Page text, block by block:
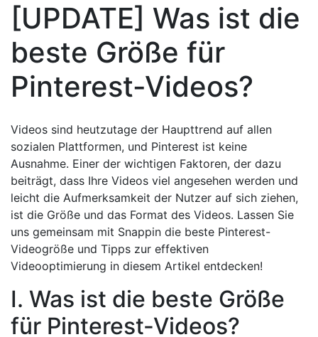
[UPDATE] Was ist die
beste Größe für
Pinterest-Videos?
Videos sind heutzutage der Haupttrend auf allen
sozialen Plattformen, und Pinterest ist keine
Ausnahme. Einer der wichtigen Faktoren, der dazu
beiträgt, dass Ihre Videos viel angesehen werden und
leicht die Aufmerksamkeit der Nutzer auf sich ziehen,
ist die Größe und das Format des Videos. Lassen Sie
uns gemeinsam mit Snappin die beste Pinterest-
Videogröße und Tipps zur effektiven
Videooptimierung in diesem Artikel entdecken!
I. Was ist die beste Größe
für Pinterest-Videos?